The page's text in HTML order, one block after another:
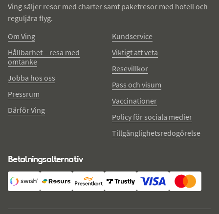
Ving säljer resor med charter samt paketresor med hotell och
reguljära flyg.
Om Ving
Hållbarhet – resa med
omtanke
Jobba hos oss
Pressrum
Därför Ving
Kundservice
Viktigt att veta
Resevillkor
Pass och visum
Vaccinationer
Policy för sociala medier
Tillgänglighetsredogörelse
Betalningsalternativ